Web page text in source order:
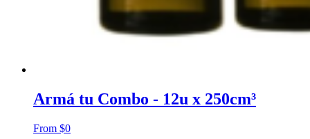
Armá tu Combo - 12u x 250cm³
From $0